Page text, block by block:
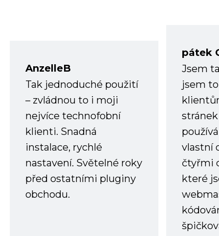
AnzelleB
Tak jednoduché použití
– zvládnou to i moji
nejvíce technofobní
klienti. Snadná
instalace, rychlé
nastavení. Světelné roky
před ostatními pluginy
obchodu.
pátek
Jsem
jsem
vlastní
čtyřmi
které